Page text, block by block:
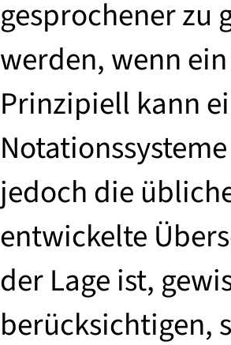
gesprochener zu
werden, wenn
Prinzipiell kann
jedoch die
entwickelte
der Lage ist,
berücksichtigen,